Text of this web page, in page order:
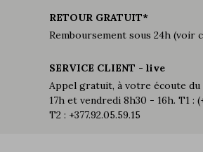
RETOUR GRATUIT*
Remboursement sous 24h (voir
SERVICE CLIENT - live
Appel gratuit, à votre écoute du
17h et vendredi 8h30 - 16h. T1 :
T2 : +377.92.05.59.15